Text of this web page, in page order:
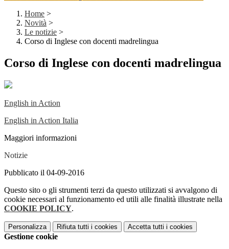
Home >
Novità >
Le notizie >
Corso di Inglese con docenti madrelingua
Corso di Inglese con docenti madrelingua
English in Action
English in Action Italia
Maggiori informazioni
Notizie
Pubblicato il 04-09-2016
Questo sito o gli strumenti terzi da questo utilizzati si avvalgono di
cookie necessari al funzionamento ed utili alle finalità illustrate nella
COOKIE POLICY.
Personalizza Rifiuta tutti i cookies Accetta tutti i cookies
Gestione cookie